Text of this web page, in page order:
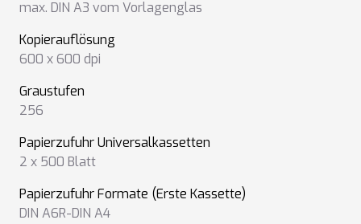
max. DIN A3 vom Vorlagenglas
Kopierauflösung
600 x 600 dpi
Graustufen
256
Papierzufuhr Universalkassetten
2 x 500 Blatt
Papierzufuhr Formate (Erste Kassette)
DIN A6R-DIN A4